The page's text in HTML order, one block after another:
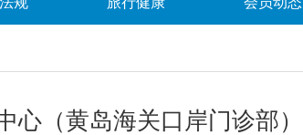
心（黄岛海关口岸门诊部）